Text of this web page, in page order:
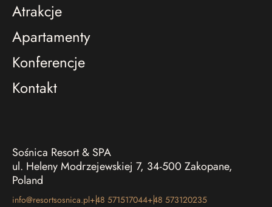
Atrakcje
Apartamenty
Konferencje
Kontakt
Sośnica Resort & SPA
ul. Heleny Modrzejewskiej 7, 34-500 Zakopane,
Poland
info@resortsosnica.pl+48 571517044+48 573120235